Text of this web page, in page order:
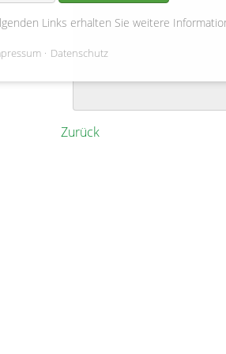
Zurück
Links erhalten Sie weitere
Datenschutz